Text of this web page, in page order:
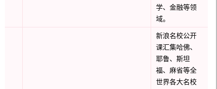
学、金融等领
域。
新浪名校公开
课汇集哈佛、
耶鲁、斯坦
福、麻省等全
世界各大名校